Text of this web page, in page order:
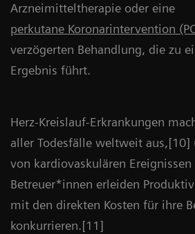
Arzneimitteltherapie oder eine
perkutane Koronarintervention
verzögerten Behandlung, die zu
Ergebnis führt.
Herz-Kreislauf-Erkrankungen
aller Todesfälle weltweit aus,[10]
von kardiovaskulären
Betreuer*innen erleiden
mit den direkten Kosten für ihre
konkurrieren.[11]